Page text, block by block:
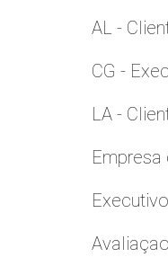
AL -
CG -
LA -